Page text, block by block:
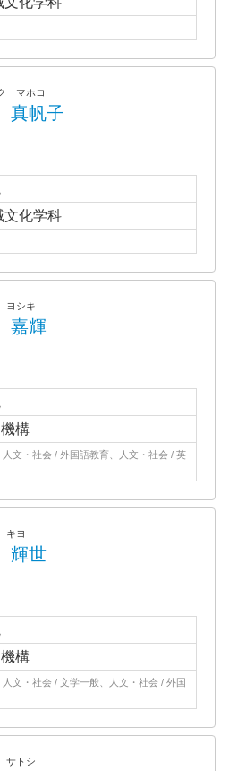
マホコ
帆子
文化学科
ヨシキ
嘉輝
構
人文・社会 / 外国語教育、人文・社会 / 英
キヨ
輝世
構
文・社会 / 文学一般、人文・社会 / 外国
サトシ